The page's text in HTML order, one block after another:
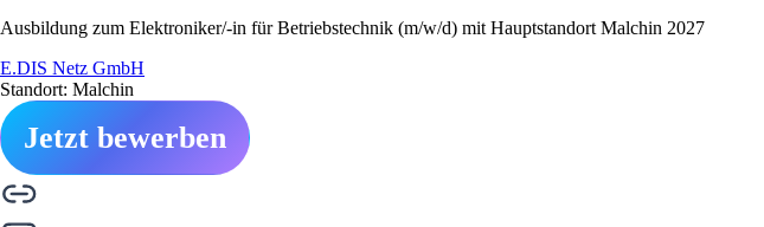
Ausbildung zum Elektroniker/-in für Betriebstechnik (m/w/d) mit Hauptstandort Malchin 2027
E.DIS Netz GmbH
Standort: Malchin
Jetzt bewerben